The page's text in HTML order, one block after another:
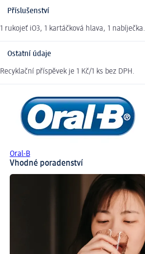
Příslušenství
1 rukojeť iO3, 1 kartáčková hlava, 1 nabíječka.
Ostatní údaje
Recyklační příspěvek je 1 Kč/1 ks bez DPH.
Oral-B
Vhodné poradenství